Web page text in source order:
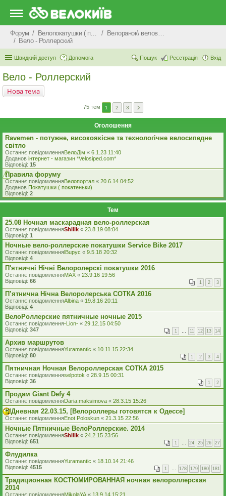
Форум Велопокатушки ( покатеньки), велопоходи, туризм.
Велоранок\ веловечір\ велодень \ велоніч
Вело - Роллерский
Швидкий доступ Допомога Вхід
Реєстрація
Пошук
Вело - Роллерский
Нова тема
75 тем 1 2 3
Оголошення
Ravemen - потужне, високоякісне та технологічне велосипедне
світло
Останнє повідомленняВелоДім « 6.1.23 11:40
Доданов iнтернет - магазин *Velosiped.com*
Відповіді: 15
Правила форуму
Останнє повідомленняВелопортал « 20.6.14 04:52
Доданов Покатушки ( покатеньки)
Відповіді: 2
Тем
25.08 Ночная маскарадная вело-роллерская
Останнє повідомленняShilik « 23.8.19 08:04
Відповіді: 1
Ночные вело-роллерские покатушки Service Bike 2017
Останнє повідомленняlBupyc « 9.5.18 20:32
Відповіді: 4
П'ятничні Нічні Велоролерскі покатушки 2016
Останнє повідомленняMAX « 23.9.16 19:56
Відповіді: 66 1 2 3
П’ятнична Нічна Велоролерська СОТКА 2016
Останнє повідомленняAlbina « 19.8.16 20:11
Відповіді: 4
ВелоРоллерские пятничные ночные 2015
Останнє повідомлення-Lion- « 29.12.15 04:50
Відповіді: 347 1 … 11 12 13 14
Архив маршрутов
Останнє повідомленняYuramantic « 10.11.15 22:34
Відповіді: 80 1 2 3 4
Пятничная Ночная Велороллерская СОТКА 2015
Останнє повідомленняselpotok « 28.9.15 00:31
Відповіді: 36 1 2
Продам Giant Defy 4
Останнє повідомленняDaria.maksimova « 28.3.15 15:26
!!!Дневная 22.03.15, [Велороллеры готовятся к Одессе]
Останнє повідомленняEnot Poloskun « 21.3.15 22:56
Ночные Пятничные ВелоРоллерские. 2014
Останнє повідомленняShilik « 24.2.15 23:56
Відповіді: 651 1 … 24 25 26 27
Флудилка
Останнє повідомленняYuramantic « 18.10.14 21:46
Відповіді: 4515 1 … 178 179 180 181
Традиционная КОСТЮМИРОВАННАЯ ночная велороллерская
2014
Останнє повідомленняMikolaYA « 13.9.14 15:21